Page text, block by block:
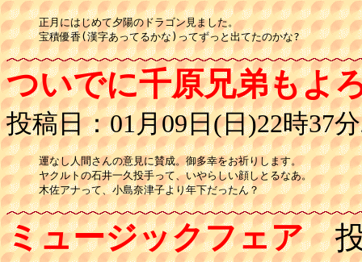
正月にはじめて夕陽のドラゴン見ました。
宝積優香(漢字あってるかな)ってずっと出てたのかな?
ついでに千原兄弟もよ
投稿日：01月09日(日)22時37
運なし人間さんの意見に賛成。御多幸をお祈りします。
ヤクルトの石井一久投手って、いやらしい顔しとるなあ。
木佐アナって、小島奈津子より年下だったん？
ミュージックフェア投